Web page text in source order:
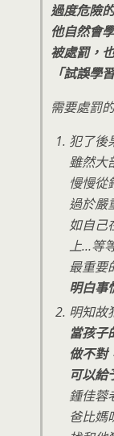
過度危險
他自然會
被處罰，
「試誤學
需要處罰
犯了後
雖然大
慢慢從
過於嚴
如自己
上…等
最重要
明白事
明知故
當孩子
做不對
可以給
鍾佳蓉
爸比媽